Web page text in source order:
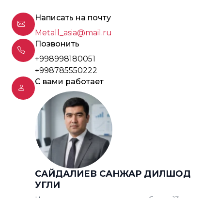
Написать на почту
Metall_asia@mail.ru
Позвонить
+998998180051
+998785550222
С вами работает
САЙДАЛИЕВ САНЖАР ДИЛШОД
УГЛИ